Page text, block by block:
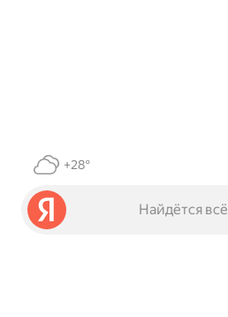
+28°
Найдётся всё